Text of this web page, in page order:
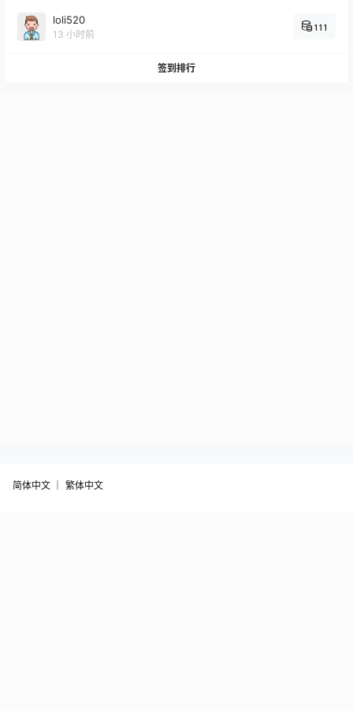
loli520
13 小时前
111
签到排行
简体中文 ｜ 繁体中文